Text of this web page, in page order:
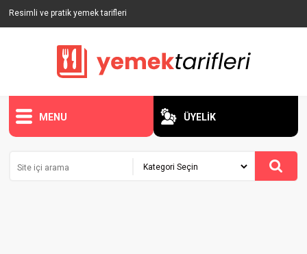
Resimli ve pratik yemek tarifleri
MENU ÜYELİK